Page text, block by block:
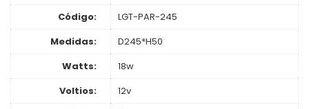
Código:
LGT-PAR-245
Medidas:
D245*H50
Watts:
18w
Voltios:
12v